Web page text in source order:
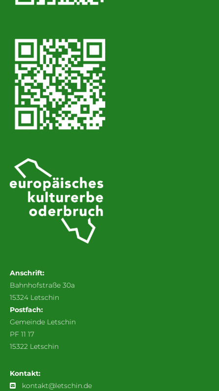
Anschrift:
Bahnhofstraße 30a
15324 Letschin
Postfach:
Gemeinde Letschin
PF 11 17
15322 Letschin
Kontakt:
kontakt@letschin.de